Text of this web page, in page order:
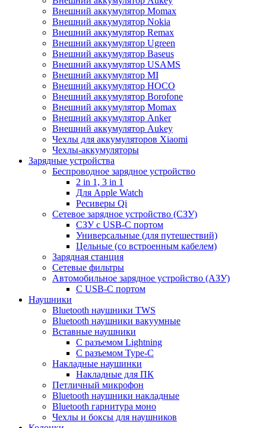
Внешний аккумулятор Momax
Внешний аккумулятор Nokia
Внешний аккумулятор Remax
Внешний аккумулятор Ugreen
Внешний аккумулятор Baseus
Внешний аккумулятор USAMS
Внешний аккумулятор MI
Внешний аккумулятор HOCO
Внешний аккумулятор Borofone
Внешний аккумулятор Momax
Внешний аккумулятор Anker
Внешний аккумулятор Aukey
Чехлы для аккумуляторов Xiaomi
Чехлы-аккумуляторы
Зарядные устройства
Беспроводное зарядное устройство
2 in 1, 3 in 1
Для Apple Watch
Ресиверы Qi
Сетевое зарядное устройство (СЗУ)
СЗУ с USB-C портом
Универсальные (для путешествий)
Цельные (со встроенным кабелем)
Зарядная станция
Сетевые фильтры
Автомобильное зарядное устройство (АЗУ)
C USB-C портом
Наушники
Bluetooth наушники TWS
Bluetooth наушники вакуумные
Вставные наушники
C разъемом Lightning
C разъемом Type-C
Накладные наушинки
Накладные для ПК
Петличный микрофон
Bluetooth наушники накладные
Bluetooth гарнитура моно
Чехлы и боксы для наушников